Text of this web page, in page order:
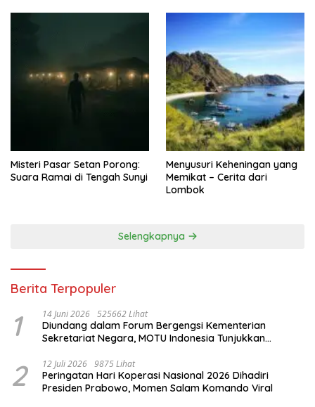
Misteri Pasar Setan Porong:
Suara Ramai di Tengah Sunyi
Menyusuri Keheningan yang
Memikat – Cerita dari
Lombok
Selengkapnya
Berita Terpopuler
1 14 Juni 2026 525662 Lihat
Diundang dalam Forum Bergengsi Kementerian
Sekretariat Negara, MOTU Indonesia Tunjukkan
2 12 Juli 2026 9875 Lihat
Peringatan Hari Koperasi Nasional 2026 Dihadiri
Presiden Prabowo, Momen Salam Komando Viral